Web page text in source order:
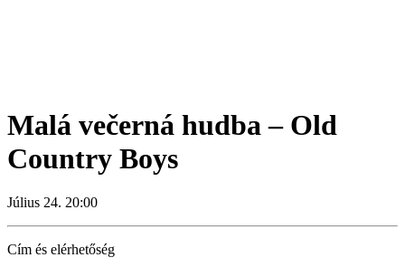
Malá večerná hudba – Old
Country Boys
Július 24. 20:00
Cím és elérhetőség